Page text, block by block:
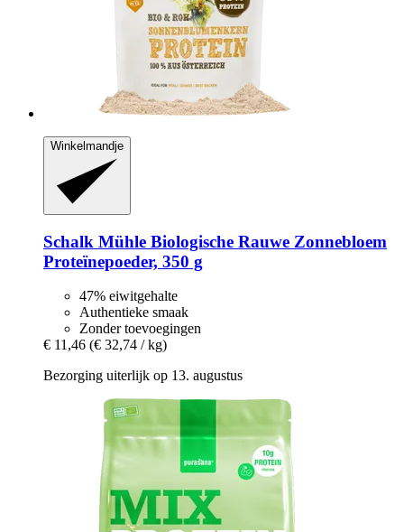
Winkelmandje
Schalk Mühle Biologische Rauwe Zonnebloem
Proteïnepoeder, 350 g
47% eiwitgehalte
Authentieke smaak
Zonder toevoegingen
€ 11,46 (€ 32,74 / kg)
Bezorging uiterlijk op 13. augustus